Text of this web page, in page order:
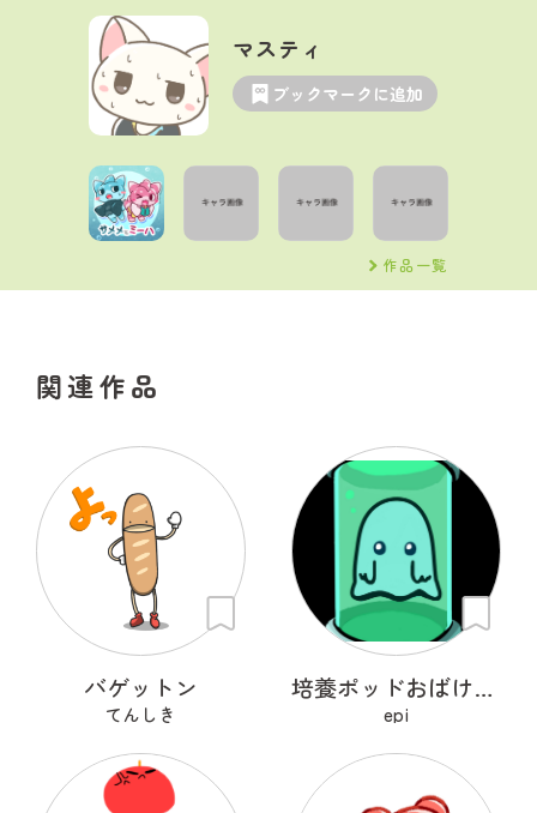
マスティ
ブックマークに追加
作品一覧
関連作品
バゲットン
てんしき
培養ポッドおばけ フライトン
epi